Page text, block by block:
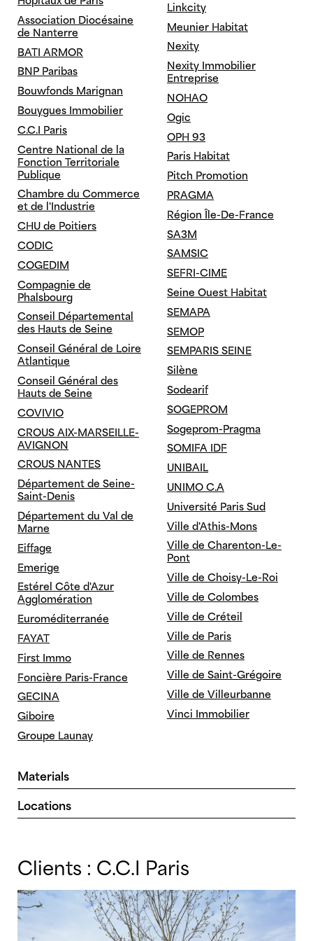
Energie Zéro
HQE
LABEL E+ C-
RT
WELL
Association Diocésaine
de Nanterre
BATI ARMOR
BNP Paribas
Bouwfonds Marignan
Bouygues Immobilier
C.C.I Paris
Centre National de la
Fonction Territoriale
Publique
Chambre du Commerce
et de l'Industrie
CHU de Poitiers
CODIC
COGEDIM
Compagnie de
Phalsbourg
Conseil Départemental
des Hauts de Seine
Conseil Général de Loire
Atlantique
Conseil Général des
Hauts de Seine
COVIVIO
CROUS AIX-MARSEILLE-
AVIGNON
CROUS NANTES
Département de Seine-
Saint-Denis
Département du Val de
Marne
Eiffage
Emerige
Estérel Côte d'Azur
Agglomération
Euroméditerranée
FAYAT
First Immo
Foncière Paris-France
GECINA
Giboire
Groupe Launay
Linkcity
Meunier Habitat
Nexity
Nexity Immobilier
Entreprise
NOHAO
Ogic
OPH 93
Paris Habitat
Pitch Promotion
PRAGMA
Région Île-De-France
SA3M
SAMSIC
SEFRI-CIME
Seine Ouest Habitat
SEMAPA
SEMOP
SEMPARIS SEINE
Silène
Sodearif
SOGEPROM
Sogeprom-Pragma
SOMIFA IDF
UNIBAIL
UNIMO C.A
Université Paris Sud
Ville d'Athis-Mons
Ville de Charenton-Le-
Pont
Ville de Choisy-Le-Roi
Ville de Colombes
Ville de Créteil
Ville de Paris
Ville de Rennes
Ville de Saint-Grégoire
Ville de Villeurbanne
Vinci Immobilier
Materials
Alucobond
Aluminim Blanc
Brick
Concrete
Glass
Natural aluminum
Terracotta
Wood
Zinc
Locations
Arcueil
Asnieres
Athis-Mons
Lyon
Madagascar
Marseille
Montpellier
Clients : C.C.I Paris